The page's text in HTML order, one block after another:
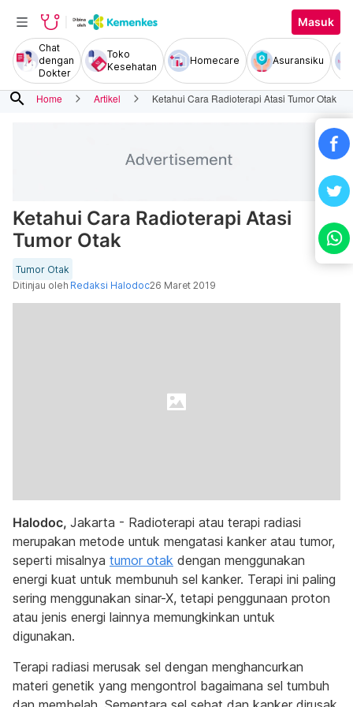
Masuk
Chat
dengan
Dokter
Toko
Kesehatan
Homecare Asuransiku
search Home Artikel Ketahui Cara Radioterapi Atasi Tumor Otak
Ketahui Cara Radioterapi Atasi
Tumor Otak
Tumor Otak
Ditinjau oleh Redaksi Halodoc26 Maret 2019
Halodoc, Jakarta - Radioterapi atau terapi radiasi
merupakan metode untuk mengatasi kanker atau tumor,
seperti misalnya tumor otak dengan menggunakan
energi kuat untuk membunuh sel kanker. Terapi ini paling
sering menggunakan sinar-X, tetapi penggunaan proton
atau jenis energi lainnya memungkinkan untuk
digunakan.
Terapi radiasi merusak sel dengan menghancurkan
materi genetik yang mengontrol bagaimana sel tumbuh